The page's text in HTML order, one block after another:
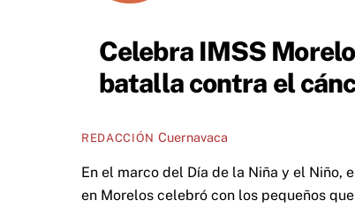
Celebra IMSS
batalla contra el
REDACCIÓN Cuernavaca
En el marco del Día de la Niña y el Niño,
en Morelos celebró con los pequeños